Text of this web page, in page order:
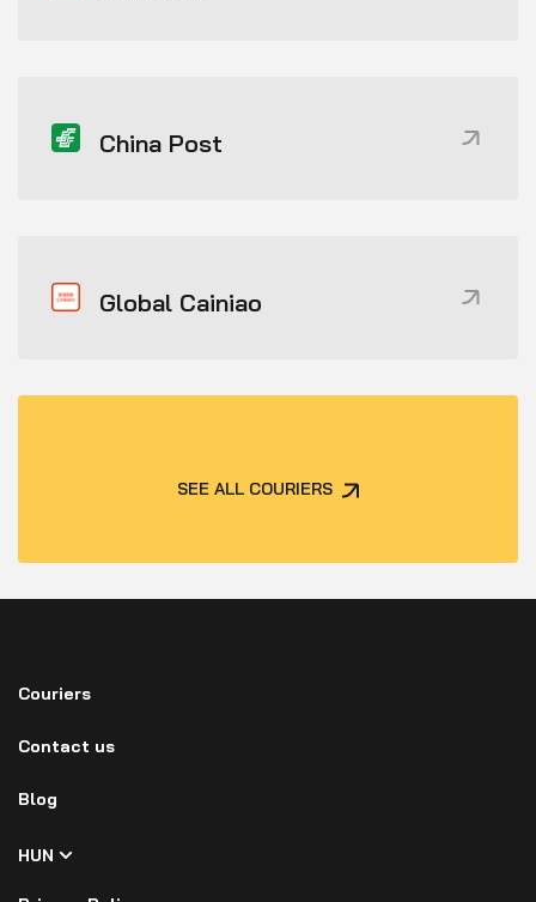
China Post
Global Cainiao
SEE ALL COURIERS
Couriers
Contact us
Blog
HUN